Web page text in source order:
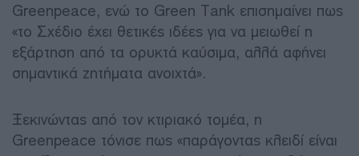
Greenpeace, ενώ το Green Tank επισημαίνει πως
«το Σχέδιο έχει θετικές ιδέες για να μειωθεί η
εξάρτηση από τα ορυκτά καύσιμα, αλλά αφήνει
σημαντικά ζητήματα ανοιχτά».
Ξεκινώντας από τον κτιριακό τομέα, η
Greenpeace τόνισε πως «παράγοντας κλειδί είναι